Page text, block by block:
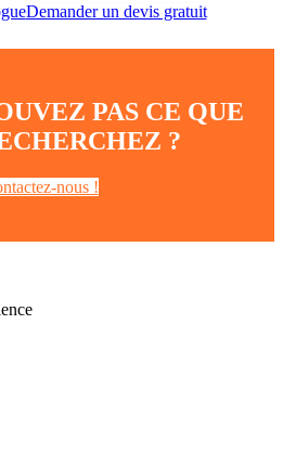
Demander un devis gratuit
PAS CE QUE
?
nous !